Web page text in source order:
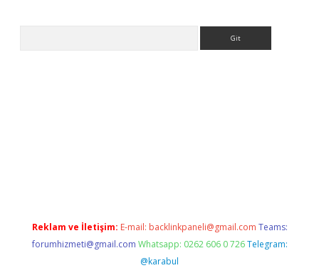
Reklam ve İletişim: E-mail: backlinkpaneli@gmail.com Teams:
forumhizmeti@gmail.com Whatsapp: 0262 606 0 726 Telegram:
@karabul